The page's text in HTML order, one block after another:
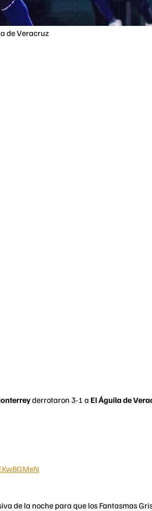
de Veracruz
derrotaron 3-1 a El Águila de
de la noche para que los Fantasmas